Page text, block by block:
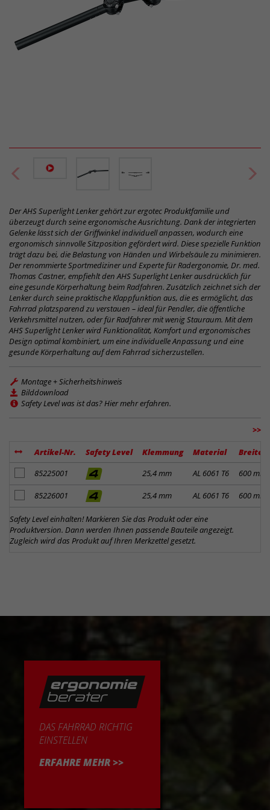
Der AHS Superlight Lenker gehört zur ergotec Produktfamilie und
überzeugt durch seine ergonomische Ausrichtung. Dank der integrierten
Gelenke lässt sich der Griffwinkel individuell anpassen, wodurch eine
ergonomisch sinnvolle Sitzposition gefördert wird. Diese spezielle Funktion
trägt dazu bei, die Belastung von Händen und Wirbelsäule zu minimieren.
Der renommierte Sportmediziner und Experte für Radergonomie, Dr. med.
Thomas Castner, empfiehlt den AHS Superlight Lenker ausdrücklich für
eine gesunde Körperhaltung beim Radfahren. Zusätzlich zeichnet sich der
Lenker durch seine praktische Klappfunktion aus, die es ermöglicht, das
Fahrrad platzsparend zu verstauen – ideal für Pendler, die öffentliche
Verkehrsmittel nutzen, oder für Radfahrer mit wenig Stauraum. Mit dem
AHS Superlight Lenker wird Funktionalität, Komfort und ergonomisches
Design optimal kombiniert, um eine individuelle Anpassung und eine
gesunde Körperhaltung auf dem Fahrrad sicherzustellen.
Montage + Sicherheitshinweis
Bilddownload
Safety Level was ist das? Hier mehr erfahren.
>>
Artikel-Nr. Safety Level Klemmung Material
Breite
Artikel zum Merkzettel hinzufügen
85225001 25,4 mm AL 6061 T6 600 mm
Artikel zum Merkzettel hinzufügen
85226001 25,4 mm AL 6061 T6 600 mm
Safety Level einhalten! Markieren Sie das Produkt oder eine
Produktversion. Dann werden Ihnen passende Bauteile angezeigt.
Zugleich wird das Produkt auf Ihren Merkzettel gesetzt.
DAS FAHRRAD RICHTIG
EINSTELLEN
ERFAHRE MEHR >>